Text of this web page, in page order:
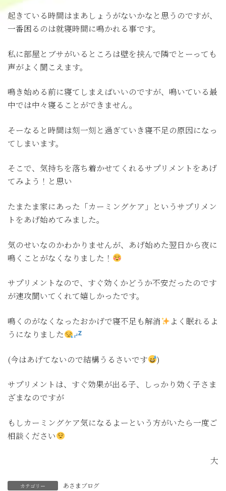
起きている時間はまあしょうがないかなと思うのですが、
一番困るのは就寝時間に鳴かれる事です。
私に部屋とブサがいるところは壁を挟んで隣でとーっても
声がよく聞こえます。
鳴き始める前に寝てしまえばいいのですが、鳴いている最
中では中々寝ることができません。
そーなると時間は刻一刻と過ぎていき寝不足の原因になっ
てしまいます。
そこで、気持ちを落ち着かせてくれるサプリメントをあげ
てみよう！と思い
たまたま家にあった「カーミングケア」というサプリメン
トをあげ始めてみました。
気のせいなのかわかりませんが、あげ始めた翌日から夜に
鳴くことがなくなりました！
サプリメントなので、すぐ効くかどうか不安だったのです
が速攻聞いてくれて嬉しかったです。
鳴くのがなくなったおかげで寝不足も解消
よく眠れるよ
うになりました
(今はあげてないので結構うるさいです )
サプリメントは、すぐ効果が出る子、しっかり効く子さま
ざまなのですが
もしカーミングケア気になるよーという方がいたら一度ご
相談ください
大
カテゴリー あさまブログ